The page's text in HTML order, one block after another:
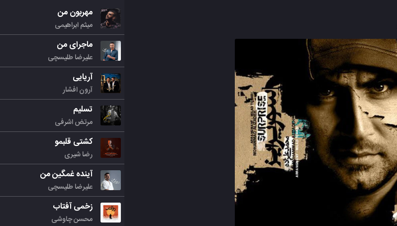
مهربون من
میثم ابراهیمی
ماجرای من
علیرضا طلیسچی
آریایی
آرون افشار
تسلیم
مرتض اشرفی
کشتی قلبمو
رضا شیری
آینده غمگین من
علیرضا طلیسچی
زخمی آفتاب
محسن چاوشی